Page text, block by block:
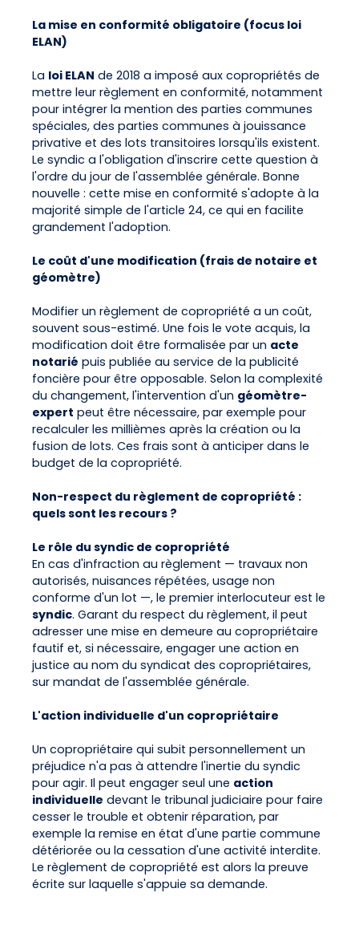
La mise en conformité obligatoire (focus loi
ELAN)
La loi ELAN de 2018 a imposé aux copropriétés de
mettre leur règlement en conformité, notamment
pour intégrer la mention des parties communes
spéciales, des parties communes à jouissance
privative et des lots transitoires lorsqu'ils existent.
Le syndic a l'obligation d'inscrire cette question à
l'ordre du jour de l'assemblée générale. Bonne
nouvelle : cette mise en conformité s'adopte à la
majorité simple de l'article 24, ce qui en facilite
grandement l'adoption.
Le coût d'une modification (frais de notaire et
géomètre)
Modifier un règlement de copropriété a un coût,
souvent sous-estimé. Une fois le vote acquis, la
modification doit être formalisée par un acte
notarié puis publiée au service de la publicité
foncière pour être opposable. Selon la complexité
du changement, l'intervention d'un géomètre-
expert peut être nécessaire, par exemple pour
recalculer les millièmes après la création ou la
fusion de lots. Ces frais sont à anticiper dans le
budget de la copropriété.
Non-respect du règlement de copropriété :
quels sont les recours ?
Le rôle du syndic de copropriété
En cas d'infraction au règlement — travaux non
autorisés, nuisances répétées, usage non
conforme d'un lot —, le premier interlocuteur est le
syndic. Garant du respect du règlement, il peut
adresser une mise en demeure au copropriétaire
fautif et, si nécessaire, engager une action en
justice au nom du syndicat des copropriétaires,
sur mandat de l'assemblée générale.
L'action individuelle d'un copropriétaire
Un copropriétaire qui subit personnellement un
préjudice n'a pas à attendre l'inertie du syndic
pour agir. Il peut engager seul une action
individuelle devant le tribunal judiciaire pour faire
cesser le trouble et obtenir réparation, par
exemple la remise en état d'une partie commune
détériorée ou la cessation d'une activité interdite.
Le règlement de copropriété est alors la preuve
écrite sur laquelle s'appuie sa demande.